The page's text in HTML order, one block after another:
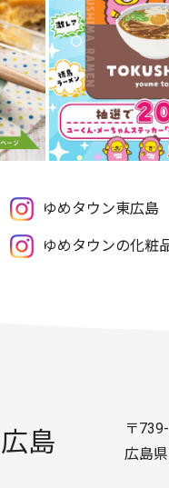
ゆめタウン東広島
ゆめタウンの化粧
島
〒
広島